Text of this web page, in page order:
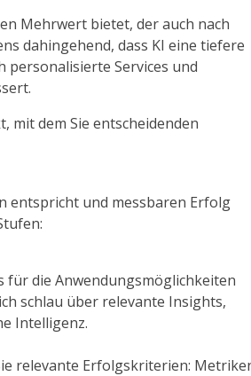
Mehrwert bietet, der auch nach
dahingehend, dass KI eine tiefere
Services und
mit dem Sie entscheidenden
entspricht und messbaren Erfolg
für die Anwendungsmöglichkeiten
schlau über relevante Insights,
Intelligenz.
relevante Erfolgskriterien: